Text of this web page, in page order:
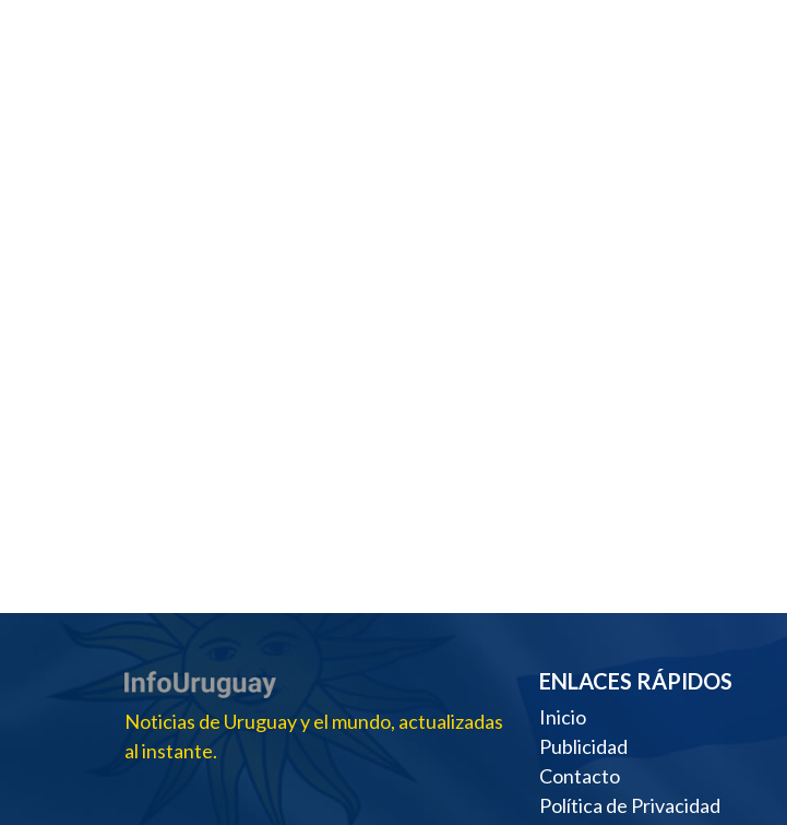
Noticias de Uruguay y el mundo, actualizadas
al instante.
ENLACES RÁPIDOS
Inicio
Publicidad
Contacto
Política de Privacidad